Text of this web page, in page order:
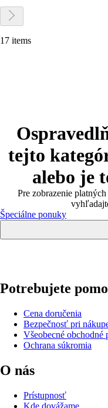
17 items
tejto
alebo je
Pre zobrazenie
Špeciálne ponuky
Potrebujete
Cena doručenia
Bezpečnosť pri
Všeobecné obchodné
Ochrana súkromia
O nás
Prístupnosť
Kde dovážame